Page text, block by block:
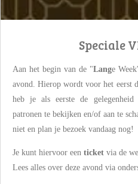
Speciale
Aan het begin van de "Lange
avond. Hierop wordt voor het eerst
heb je als eerste de
patronen te bekijken en/of aan te
niet en plan je bezoek vandaag nog!
Je kunt hiervoor een ticket via de
Lees alles over deze avond via